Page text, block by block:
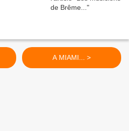
A MIAMI... >